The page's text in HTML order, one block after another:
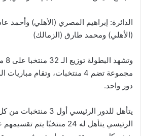
الدائرة: إبراهيم المصري (الأهلي) وأحمد
(الأهلي) ومحمد طارق (الزمالك)
مجموعة تضم 4 منتخبات، وتقام
دور واحد.
يتأهل للدور الرئيسي أول